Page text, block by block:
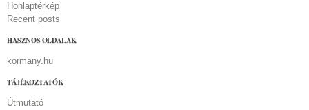
Honlaptérkép
Recent posts
HASZNOS OLDALAK
kormany.hu
TÁJÉKOZTATÓK
Útmutató